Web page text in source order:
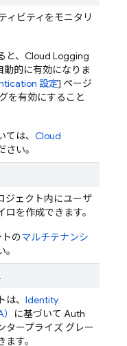
ィビティをモニタリ
と、Cloud Logging
動的に有効になりま
設定] ページ
を有効にすること
は、 Cloud
さい。
ジェクト内にユーザ
を作成できます。
のマルチテナンシ
、 Identity
に基づいて Auth
タープライズ グレー
す。